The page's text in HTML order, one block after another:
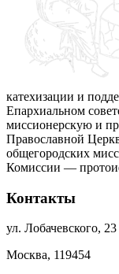
катехизации и
Епархиальном
миссионерскую и
Православной
общегородских
Комиссии —
Контакты
ул. Лобачевского, 23
Москва, 119454